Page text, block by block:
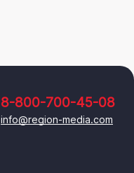
8-800-700-45-08
info@region-media.com